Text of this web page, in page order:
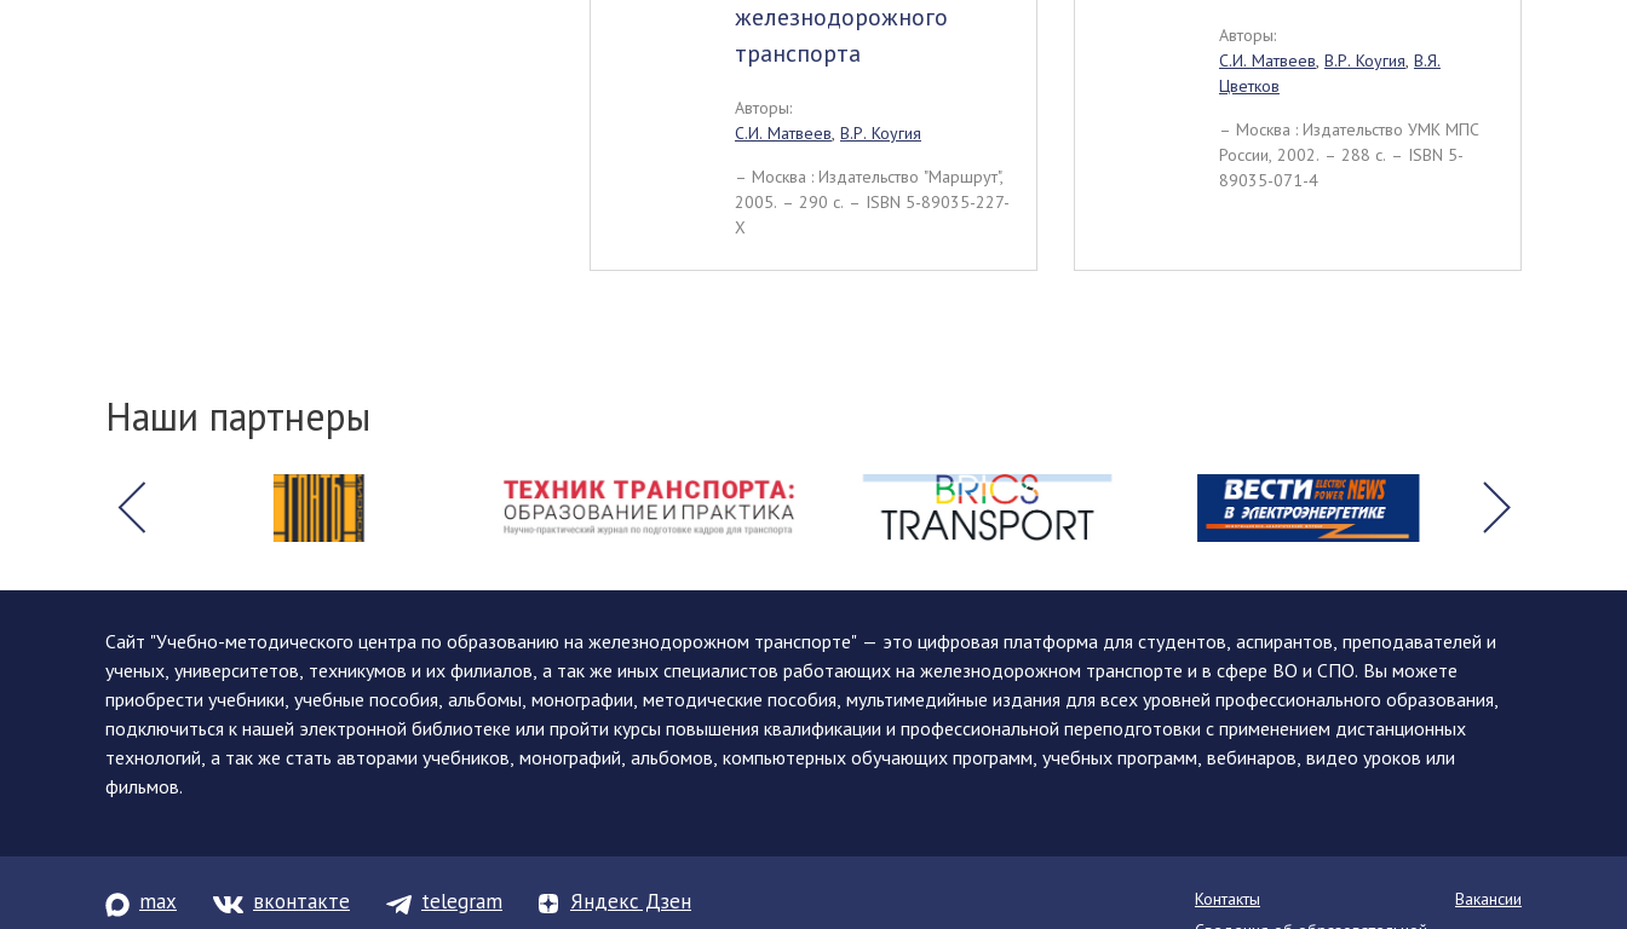
железнодорожного
транспорта
Авторы:
С.И. Матвеев, В.Р. Коугия
– Москва : Издательство "Маршрут",
2005. – 290 c. – ISBN 5-89035-227-
Х
Авторы:
С.И. Матвеев, В.Р. Коугия, В.Я.
Цветков
– Москва : Издательство УМК МПС
России, 2002. – 288 c. – ISBN 5-
89035-071-4
Наши партнеры
Сайт "Учебно-методического центра по образованию на железнодорожном транспорте" — это цифровая платформа для студентов, аспирантов, преподавателей и
ученых, университетов, техникумов и их филиалов, а так же иных специалистов работающих на железнодорожном транспорте и в сфере ВО и СПО. Вы можете
приобрести учебники, учебные пособия, альбомы, монографии, методические пособия, мультимедийные издания для всех уровней профессионального образования,
подключиться к нашей электронной библиотеке или пройти курсы повышения квалификации и профессиональной переподготовки с применением дистанционных
технологий, а так же стать авторами учебников, монографий, альбомов, компьютерных обучающих программ, учебных программ, вебинаров, видео уроков или
фильмов.
max вконтакте telegram Яндекс Дзен Контакты
Вакансии